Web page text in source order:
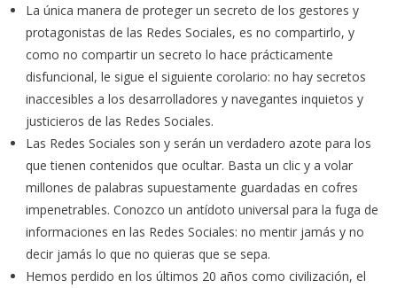
La única manera de proteger un secreto de los gestores y
protagonistas de las Redes Sociales, es no compartirlo, y
como no compartir un secreto lo hace prácticamente
disfuncional, le sigue el siguiente corolario: no hay secretos
inaccesibles a los desarrolladores y navegantes inquietos y
justicieros de las Redes Sociales.
Las Redes Sociales son y serán un verdadero azote para los
que tienen contenidos que ocultar. Basta un clic y a volar
millones de palabras supuestamente guardadas en cofres
impenetrables. Conozco un antídoto universal para la fuga de
informaciones en las Redes Sociales: no mentir jamás y no
decir jamás lo que no quieras que se sepa.
Hemos perdido en los últimos 20 años como civilización, el